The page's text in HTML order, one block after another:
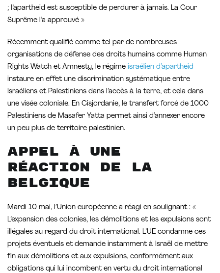
; l’apartheid est susceptible de perdurer à jamais. La Cour
Suprême l’a approuvé »
Récemment qualifié comme tel par de nombreuses
organisations de défense des droits humains comme Human
Rights Watch et Amnesty, le régime israélien d’apartheid
instaure en effet une discrimination systématique entre
Israéliens et Palestiniens dans l’accès à la terre, et cela dans
une visée coloniale. En Cisjordanie, le transfert forcé de 1000
Palestiniens de Masafer Yatta permet ainsi d’annexer encore
un peu plus de territoire palestinien.
Appel à une
réaction de la
Belgique
Mardi 10 mai, l’Union européenne a réagi en soulignant : «
L’expansion des colonies, les démolitions et les expulsions sont
illégales au regard du droit international. L’UE condamne ces
projets éventuels et demande instamment à Israël de mettre
fin aux démolitions et aux expulsions, conformément aux
obligations qui lui incombent en vertu du droit international